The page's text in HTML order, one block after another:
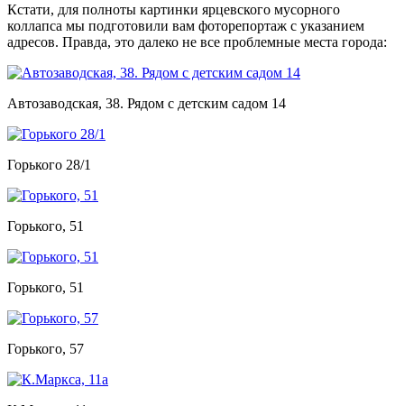
Кстати, для полноты картинки ярцевского мусорного
коллапса мы подготовили вам фоторепортаж с указанием
адресов. Правда, это далеко не все проблемные места города:
Автозаводская, 38. Рядом с детским садом 14
Горького 28/1
Горького, 51
Горького, 51
Горького, 57